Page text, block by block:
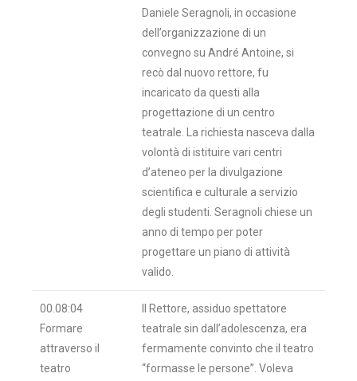
Daniele Seragnoli, in occasione
dell’organizzazione di un
convegno su André Antoine, si
recò dal nuovo rettore, fu
incaricato da questi alla
progettazione di un centro
teatrale. La richiesta nasceva dalla
volontà di istituire vari centri
d’ateneo per la divulgazione
scientifica e culturale a servizio
degli studenti. Seragnoli chiese un
anno di tempo per poter
progettare un piano di attività
valido.
00.08:04
Formare
attraverso il
teatro
Il Rettore, assiduo spettatore
teatrale sin dall’adolescenza, era
fermamente convinto che il teatro
“formasse le persone”. Voleva